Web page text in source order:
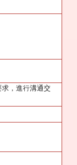
，進行溝通交